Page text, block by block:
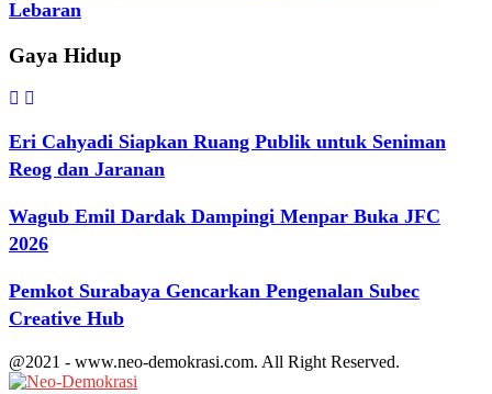
Lebaran
Gaya Hidup
Eri Cahyadi Siapkan Ruang Publik untuk Seniman
Reog dan Jaranan
Wagub Emil Dardak Dampingi Menpar Buka JFC
2026
Pemkot Surabaya Gencarkan Pengenalan Subec
Creative Hub
@2021 - www.neo-demokrasi.com. All Right Reserved.